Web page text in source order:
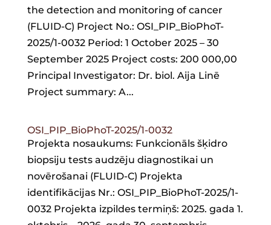
the detection and monitoring of cancer
(FLUID-C) Project No.: OSI_PIP_BioPhoT-
2025/1-0032 Period: 1 October 2025 – 30
September 2025 Project costs: 200 000,00
Principal Investigator: Dr. biol. Aija Linē
Project summary: A...
OSI_PIP_BioPhoT-2025/1-0032
Projekta nosaukums: Funkcionāls šķidro
biopsiju tests audzēju diagnostikai un
novērošanai (FLUID-C) Projekta
identifikācijas Nr.: OSI_PIP_BioPhoT-2025/1-
0032 Projekta izpildes termiņš: 2025. gada 1.